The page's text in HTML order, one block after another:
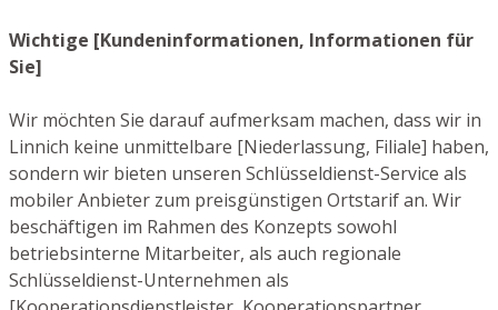
Wichtige [Kundeninformationen, Informationen für
Sie]
Wir möchten Sie darauf aufmerksam machen, dass wir in
Linnich keine unmittelbare [Niederlassung, Filiale] haben,
sondern wir bieten unseren Schlüsseldienst-Service als
mobiler Anbieter zum preisgünstigen Ortstarif an. Wir
beschäftigen im Rahmen des Konzepts sowohl
betriebsinterne Mitarbeiter, als auch regionale
Schlüsseldienst-Unternehmen als